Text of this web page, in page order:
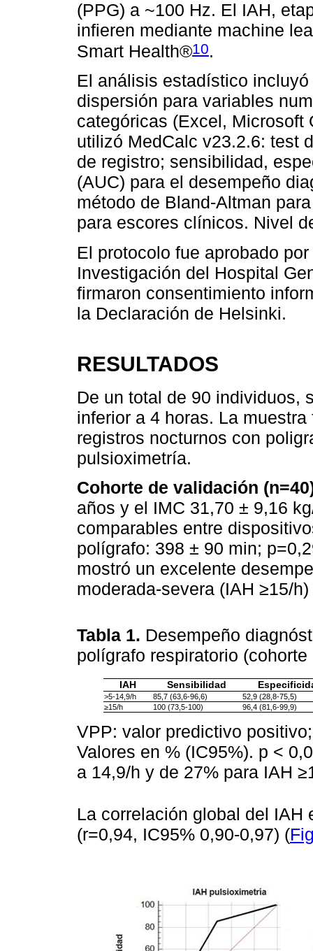
(PPG) a ~100 Hz. El IAH,
infieren mediante machine
Smart Health®10.
El análisis estadístico
dispersión para variables
categóricas (Excel,
utilizó MedCalc v23.2.6: test
de registro; sensibilidad,
(AUC) para el desempeño
método de Bland-Altman
para escores clínicos. Nivel
El protocolo fue aprobado
Investigación del Hospital
firmaron consentimiento
la Declaración de Helsinki.
RESULTADOS
De un total de 90 individuos,
inferior a 4 horas. La
registros nocturnos con
pulsioximetría.
Cohorte de validación
años y el IMC 31,70 ± 9,16
comparables entre
polígrafo: 398 ± 90 min;
mostró un excelente
moderada-severa (IAH ≥15/
Tabla 1. Desempeño
polígrafo respiratorio
IAH Sensibilidad
>5-14,9/h 85,7 (63,6-96,6)
52,9 (28,8-75,5)
≥15/h
100 (73,5-100) 96,4 (81,6-99,9)
VPP: valor predictivo
Valores en % (IC95%). p <
a 14,9/h y de 27% para IAH
La correlación global del IAH
(r=0,94, IC95% 0,90-0,97) (